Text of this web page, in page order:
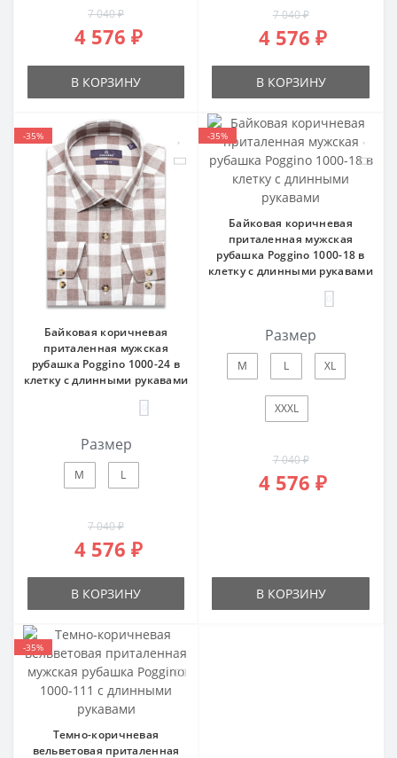
7 040 ₽
4 576 ₽
В КОРЗИНУ
7 040 ₽
4 576 ₽
В КОРЗИНУ
-35%
Байковая коричневая
приталенная мужская
рубашка Poggino 1000-24 в
клетку с длинными рукавами
Размер
M L
7 040 ₽
4 576 ₽
В КОРЗИНУ
-35%
Байковая коричневая
приталенная мужская
рубашка Poggino 1000-18 в
клетку с длинными рукавами
Размер
M L XL
XXXL
7 040 ₽
4 576 ₽
В КОРЗИНУ
-35%
Темно-коричневая
вельветовая приталенная